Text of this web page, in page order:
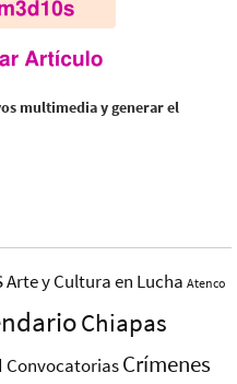
multimedia y generar el
Arte y Cultura en Lucha Atenco
Chiapas
ConvocatoriasCrímenes